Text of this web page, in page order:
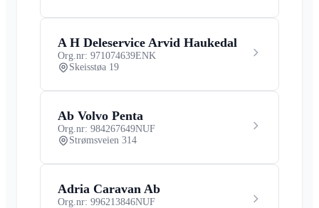
A H Deleservice Arvid Haukedal
Org.nr: 971074639ENK
Skeisstøa 19
Ab Volvo Penta
Org.nr: 984267649NUF
Strømsveien 314
Adria Caravan Ab
Org.nr: 996213846NUF